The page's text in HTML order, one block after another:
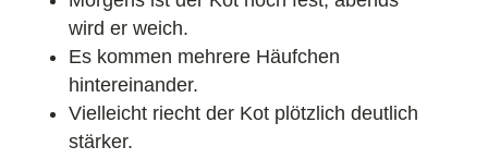
wird er weich.
Es kommen mehrere Häufchen
hintereinander.
Vielleicht riecht der Kot plötzlich deutlich
stärker.